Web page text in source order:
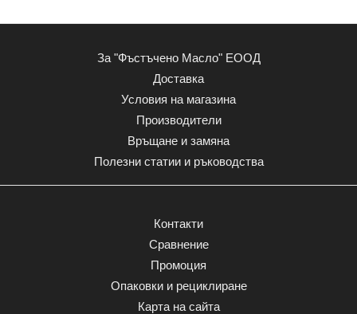
За "Фъстъчено Масло" ЕООД
Доставка
Условия на магазина
Производители
Връщане и замяна
Полезни статии и ръководства
Контакти
Сравнение
Промоция
Опаковки и рециклиране
Карта на сайта